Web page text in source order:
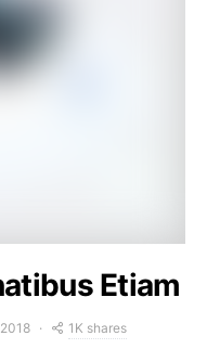
Etiam
1K shares